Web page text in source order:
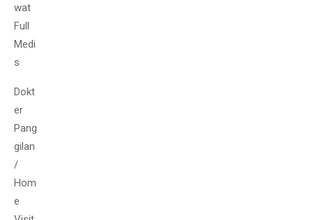
wat
Full
Medi
s
Dokt
er
Pang
gilan
/
Hom
e